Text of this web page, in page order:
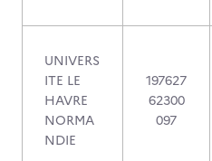
UNIVERS
ITE LE
HAVRE
NORMA
NDIE
197627
62300
097